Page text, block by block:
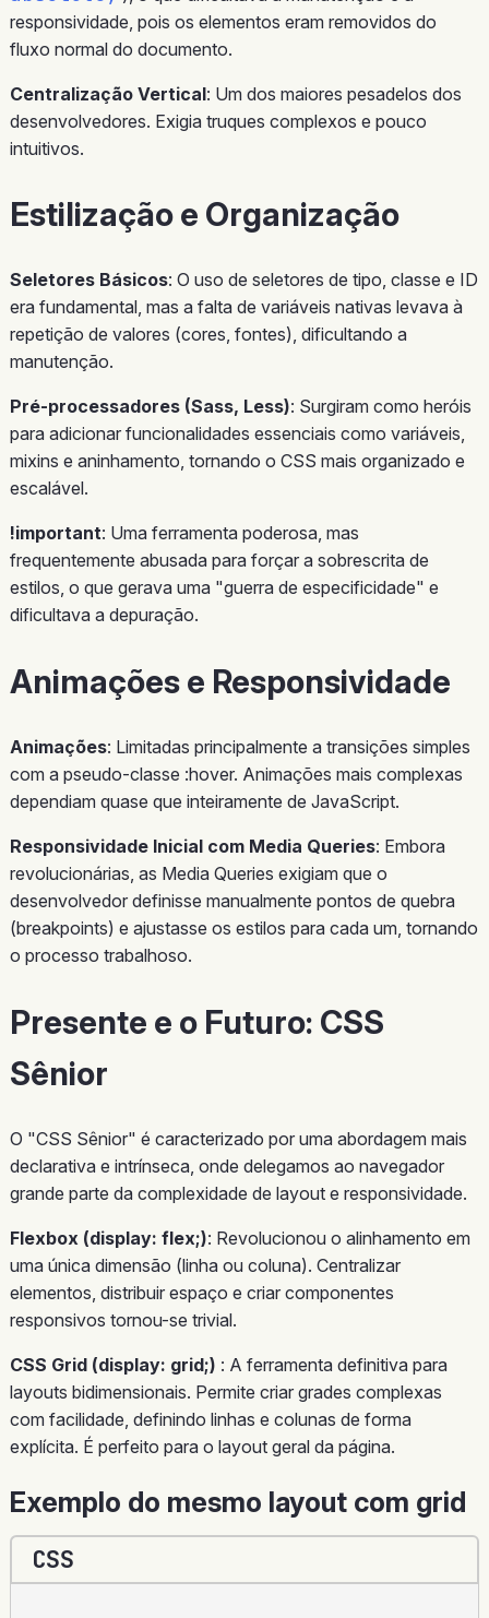
responsividade, pois os elementos eram removidos do
fluxo normal do documento.
Centralização Vertical: Um dos maiores pesadelos dos
desenvolvedores. Exigia truques complexos e pouco
intuitivos.
Estilização e Organização
Seletores Básicos: O uso de seletores de tipo, classe e ID
era fundamental, mas a falta de variáveis nativas levava à
repetição de valores (cores, fontes), dificultando a
manutenção.
Pré-processadores (Sass, Less): Surgiram como heróis
para adicionar funcionalidades essenciais como variáveis,
mixins e aninhamento, tornando o CSS mais organizado e
escalável.
!important: Uma ferramenta poderosa, mas
frequentemente abusada para forçar a sobrescrita de
estilos, o que gerava uma "guerra de especificidade" e
dificultava a depuração.
Animações e Responsividade
Animações: Limitadas principalmente a transições simples
com a pseudo-classe :hover. Animações mais complexas
dependiam quase que inteiramente de JavaScript.
Responsividade Inicial com Media Queries: Embora
revolucionárias, as Media Queries exigiam que o
desenvolvedor definisse manualmente pontos de quebra
(breakpoints) e ajustasse os estilos para cada um, tornando
o processo trabalhoso.
Presente e o Futuro: CSS
Sênior
O "CSS Sênior" é caracterizado por uma abordagem mais
declarativa e intrínseca, onde delegamos ao navegador
grande parte da complexidade de layout e responsividade.
Flexbox (display: flex;): Revolucionou o alinhamento em
uma única dimensão (linha ou coluna). Centralizar
elementos, distribuir espaço e criar componentes
responsivos tornou-se trivial.
CSS Grid (display: grid;) : A ferramenta definitiva para
layouts bidimensionais. Permite criar grades complexas
com facilidade, definindo linhas e colunas de forma
explícita. É perfeito para o layout geral da página.
Exemplo do mesmo layout com grid
CSS